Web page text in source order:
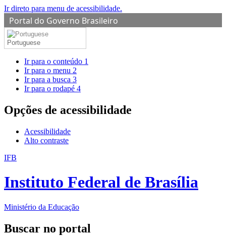
Ir direto para menu de acessibilidade.
Portal do Governo Brasileiro
Portuguese
Ir para o conteúdo 1
Ir para o menu 2
Ir para a busca 3
Ir para o rodapé 4
Opções de acessibilidade
Acessibilidade
Alto contraste
IFB
Instituto Federal de Brasília
Ministério da Educação
Buscar no portal